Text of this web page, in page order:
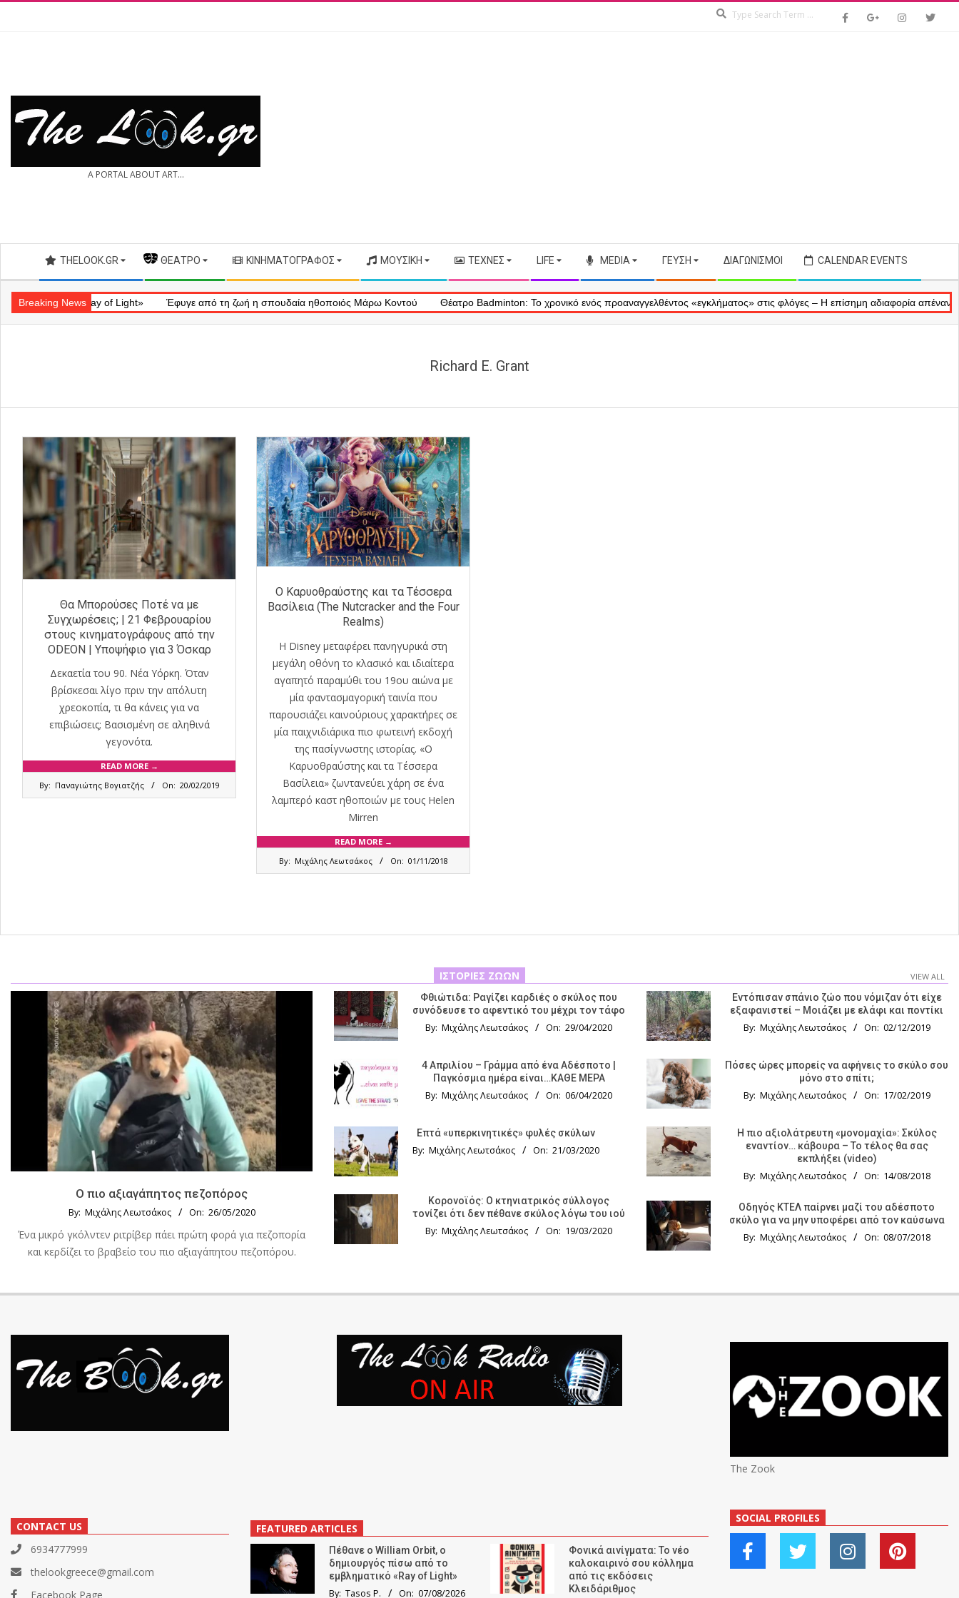
THE A PORTAL ABOUT ART...
Secondary
Navigation
Menu
THELOOK.GR — ΘΈΑΤΡΟ ΚΙΝΗΜΑΤΟΓΡΆΦΟΣ ΜΟΥΣΙΚΉ ΤΈΧΝΕΣ LIFE MEDIA ΓΕΎΣΗ ΔΙΑΓΩΝΙΣΜΟΊ CALENDAR EVENTS
Breaking News
«Ray of Light» Έφυγε από τη ζωή η σπουδαία ηθοποιός Μάρω Κοντού Θέατρο Badminton: Το χρονικό ενός προαναγγελθέντος «εγκλήματος» στις φλόγες – Η επίσημη αδιαφορία απέναντι στις
Richard E. Grant
Θα Μπορούσες Ποτέ να με
Συγχωρέσεις; | 21 Φεβρουαρίου
στους κινηματογράφους από την
ODEON | Υποψήφιο για 3 Όσκαρ
Δεκαετία του 90. Νέα Υόρκη. Όταν
βρίσκεσαι λίγο πριν την απόλυτη
χρεοκοπία, τι θα κάνεις για να
επιβιώσεις; Βασισμένη σε αληθινά
γεγονότα.
READ MORE →
By: Παναγιώτης Βογιατζής On: 20/02/2019
Ο Καρυοθραύστης και τα Τέσσερα
Βασίλεια (The Nutcracker and the Four
Realms)
Η Disney μεταφέρει πανηγυρικά στη
μεγάλη οθόνη το κλασικό και ιδιαίτερα
αγαπητό παραμύθι του 19ου αιώνα με
μία φαντασμαγορική ταινία που
παρουσιάζει καινούριους χαρακτήρες σε
μία παιχνιδιάρικα πιο φωτεινή εκδοχή
της πασίγνωστης ιστορίας. «Ο
Καρυοθραύστης και τα Τέσσερα
Βασίλεια» ζωντανεύει χάρη σε ένα
λαμπερό καστ ηθοποιών με τους Helen
Mirren
READ MORE →
By: Μιχάλης Λεωτσάκος On: 01/11/2018
ΙΣΤΟΡΊΕΣ ΖΏΩΝ VIEW ALL
Ο πιο αξιαγάπητος πεζοπόρος
By: Μιχάλης Λεωτσάκος On: 26/05/2020
Ένα μικρό γκόλντεν ριτρίβερ πάει πρώτη φορά για πεζοπορία
και κερδίζει το βραβείο του πιο αξιαγάπητου πεζοπόρου.
Φθιώτιδα: Ραγίζει καρδιές ο σκύλος που
συνόδευσε το αφεντικό του μέχρι τον τάφο
By: Μιχάλης Λεωτσάκος On: 29/04/2020
4 Απριλίου – Γράμμα από ένα Αδέσποτο |
Παγκόσμια ημέρα είναι…ΚΑΘΕ ΜΕΡΑ
By: Μιχάλης Λεωτσάκος On: 06/04/2020
Επτά «υπερκινητικές» φυλές σκύλων
By: Μιχάλης Λεωτσάκος On: 21/03/2020
Κορονοϊός: Ο κτηνιατρικός σύλλογος
τονίζει ότι δεν πέθανε σκύλος λόγω του ιού
By: Μιχάλης Λεωτσάκος On: 19/03/2020
Εντόπισαν σπάνιο ζώο που νόμιζαν ότι είχε
εξαφανιστεί – Μοιάζει με ελάφι και ποντίκι
By: Μιχάλης Λεωτσάκος On: 02/12/2019
Πόσες ώρες μπορείς να αφήνεις το σκύλο σου
μόνο στο σπίτι;
By: Μιχάλης Λεωτσάκος On: 17/02/2019
Η πιο αξιολάτρευτη «μονομαχία»: Σκύλος
εναντίον… κάβουρα – Το τέλος θα σας
εκπλήξει (video)
By: Μιχάλης Λεωτσάκος On: 14/08/2018
Οδηγός KTΕΛ παίρνει μαζί του αδέσποτο
σκύλο για να μην υποφέρει από τον καύσωνα
By: Μιχάλης Λεωτσάκος On: 08/07/2018
CONTACT US
6934777999
thelookgreece@gmail.com
Facebook Page
FEATURED ARTICLES
Πέθανε ο William Orbit, ο
δημιουργός πίσω από το
εμβληματικό «Ray of Light»
By: Tasos P. On: 07/08/2026
Φονικά αινίγματα: Το νέο
καλοκαιρινό σου κόλλημα
από τις εκδόσεις
Κλειδάριθμος
The Zook
SOCIAL PROFILES